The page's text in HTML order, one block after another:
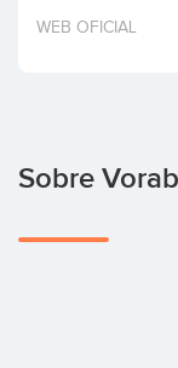
Invertir
WEB OFICIAL
Sobre